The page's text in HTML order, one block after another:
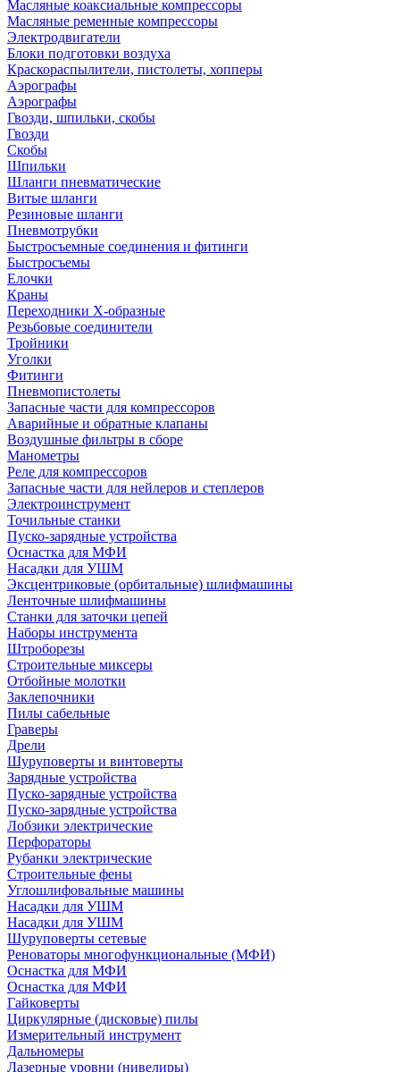
Масляные коаксиальные компрессоры
Масляные ременные компрессоры
Электродвигатели
Блоки подготовки воздуха
Краскораспылители, пистолеты, хопперы
Аэрографы
Аэрографы
Гвозди, шпильки, скобы
Гвозди
Скобы
Шпильки
Шланги пневматические
Витые шланги
Резиновые шланги
Пневмотрубки
Быстросъемные соединения и фитинги
Быстросъемы
Елочки
Краны
Переходники Х-образные
Резьбовые соединители
Тройники
Уголки
Фитинги
Пневмопистолеты
Запасные части для компрессоров
Аварийные и обратные клапаны
Воздушные фильтры в сборе
Манометры
Реле для компрессоров
Запасные части для нейлеров и степлеров
Электроинструмент
Точильные станки
Пуско-зарядные устройства
Оснастка для МФИ
Насадки для УШМ
Эксцентриковые (орбитальные) шлифмашины
Ленточные шлифмашины
Станки для заточки цепей
Наборы инструмента
Штроборезы
Строительные миксеры
Отбойные молотки
Заклепочники
Пилы сабельные
Граверы
Дрели
Шуруповерты и винтоверты
Зарядные устройства
Пуско-зарядные устройства
Пуско-зарядные устройства
Лобзики электрические
Перфораторы
Рубанки электрические
Строительные фены
Углошлифовальные машины
Насадки для УШМ
Насадки для УШМ
Шуруповерты сетевые
Реноваторы многофункциональные (МФИ)
Оснастка для МФИ
Оснастка для МФИ
Гайковерты
Циркулярные (дисковые) пилы
Измерительный инструмент
Дальномеры
Лазерные уровни (нивелиры)